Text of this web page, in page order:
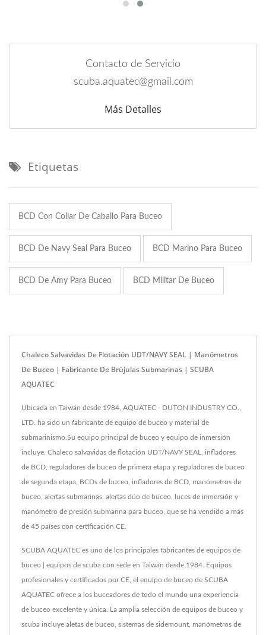
Contacto de Servicio
scuba.aquatec@gmail.com
Más Detalles
Etiquetas
BCD Con Collar De Caballo Para Buceo
BCD De Navy Seal Para Buceo BCD Marino Para Buceo
BCD De Amy Para Buceo BCD Militar De Buceo
Chaleco Salvavidas De Flotación UDT/NAVY SEAL | Manómetros
De Buceo | Fabricante De Brújulas Submarinas | SCUBA
AQUATEC
Ubicada en Taiwán desde 1984, AQUATEC - DUTON INDUSTRY CO.,
LTD. ha sido un fabricante de equipo de buceo y material de
submarinismo.Su equipo principal de buceo y equipo de inmersión
incluye, Chaleco salvavidas de flotación UDT/NAVY SEAL, infladores
de BCD, reguladores de buceo de primera etapa y reguladores de buceo
de segunda etapa, BCDs de buceo, infladores de BCD, manómetros de
buceo, alertas submarinas, alertas dúo de buceo, luces de inmersión y
manómetro de presión submarina para buceo, que se ha vendido a más
de 45 países con certificación CE.
SCUBA AQUATEC es uno de los principales fabricantes de equipos de
buceo | equipos de scuba con sede en Taiwán desde 1984. Equipos
profesionales y certificados por CE, el equipo de buceo de SCUBA
AQUATEC ofrece a los buceadores de todo el mundo una experiencia
de buceo excelente y única. La amplia selección de equipos de buceo y
scuba incluye aletas de buceo, sistemas de sidemount, manómetros de